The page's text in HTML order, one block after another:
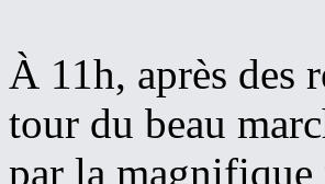
À 11h, après des
tour du beau
par la magnifique